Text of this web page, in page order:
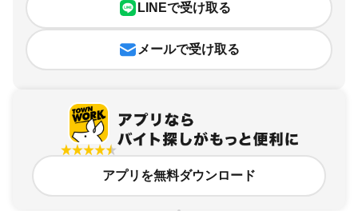
LINEで受け取る
メールで受け取る
アプリを無料ダウンロード